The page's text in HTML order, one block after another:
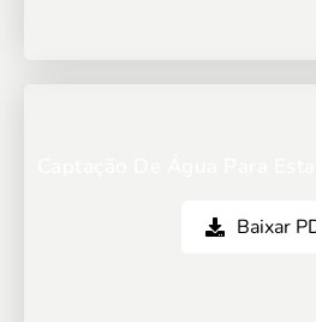
Baixar